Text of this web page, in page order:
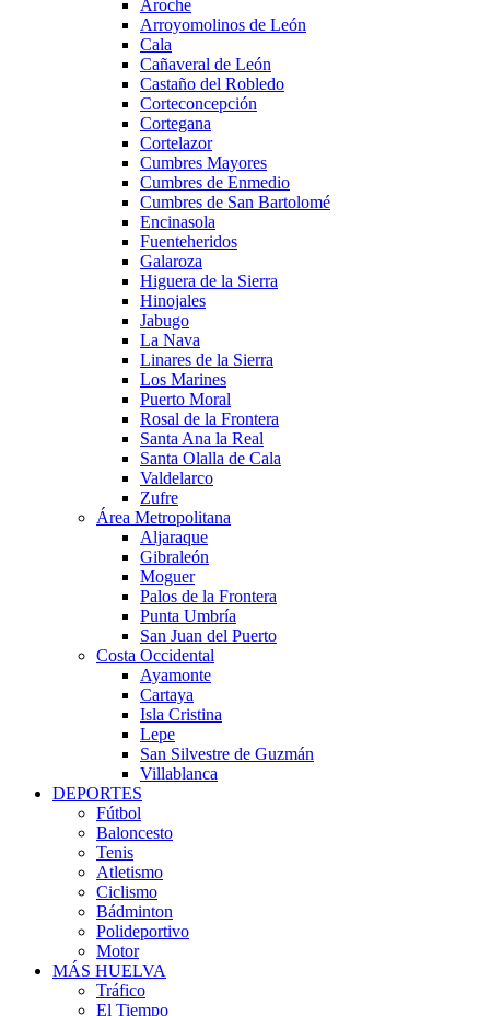
Aroche
Arroyomolinos de León
Cala
Cañaveral de León
Castaño del Robledo
Corteconcepción
Cortegana
Cortelazor
Cumbres Mayores
Cumbres de Enmedio
Cumbres de San Bartolomé
Encinasola
Fuenteheridos
Galaroza
Higuera de la Sierra
Hinojales
Jabugo
La Nava
Linares de la Sierra
Los Marines
Puerto Moral
Rosal de la Frontera
Santa Ana la Real
Santa Olalla de Cala
Valdelarco
Zufre
Área Metropolitana
Aljaraque
Gibraleón
Moguer
Palos de la Frontera
Punta Umbría
San Juan del Puerto
Costa Occidental
Ayamonte
Cartaya
Isla Cristina
Lepe
San Silvestre de Guzmán
Villablanca
DEPORTES
Fútbol
Baloncesto
Tenis
Atletismo
Ciclismo
Bádminton
Polideportivo
Motor
MÁS HUELVA
Tráfico
El Tiempo